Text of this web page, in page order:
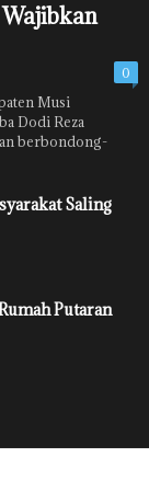
0
Musi
Dodi Reza
berbondong-
Saling
Putaran